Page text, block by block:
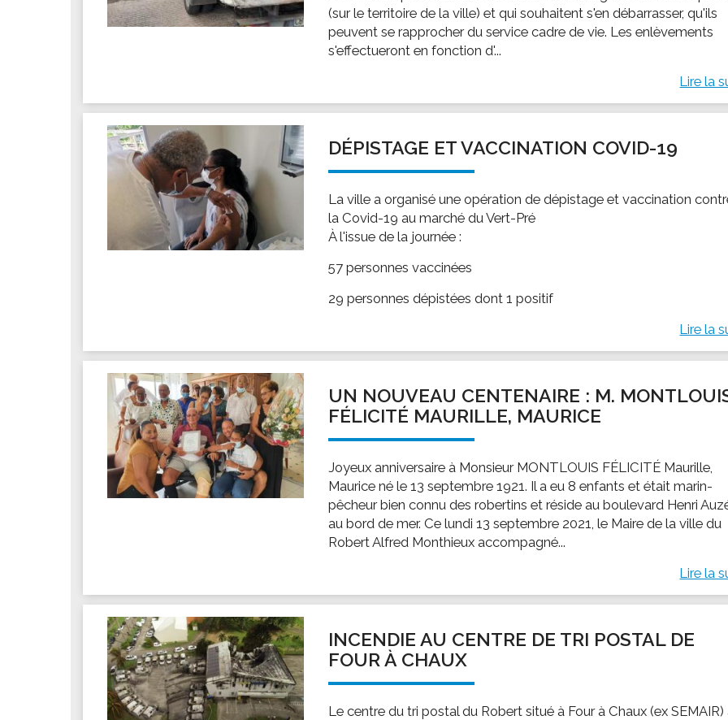
(sur le territoire de la ville) et qui souhaitent s'en débarrasser, qu'ils
peuvent se rapprocher du service cadre de vie. Les enlèvements
s'effectueront en fonction d'...
Lire la
DÉPISTAGE ET VACCINATION COVID-19
La ville a organisé une opération de dépistage et vaccination
la Covid-19 au marché du Vert-Pré
À l'issue de la journée :
57 personnes vaccinées
29 personnes dépistées dont 1 positif
Lire la
UN NOUVEAU CENTENAIRE : M.
FÉLICITÉ MAURILLE, MAURICE
Joyeux anniversaire à Monsieur MONTLOUIS FÉLICITÉ Maurille,
Maurice né le 13 septembre 1921. Il a eu 8 enfants et était marin-
pêcheur bien connu des robertins et réside au boulevard Henri
au bord de mer. Ce lundi 13 septembre 2021, le Maire de la ville du
Robert Alfred Monthieux accompagné...
Lire la
INCENDIE AU CENTRE DE TRI POSTAL DE
FOUR À CHAUX
Le centre du tri postal du Robert situé à Four à Chaux (ex SEMAIR)